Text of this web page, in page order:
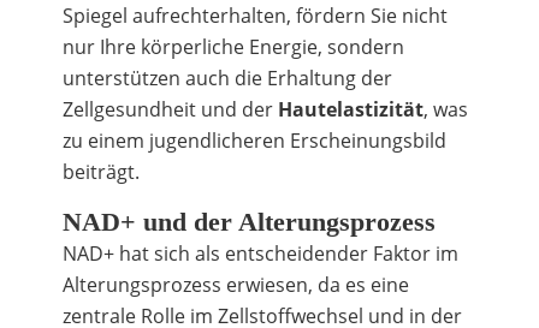
Spiegel aufrechterhalten, fördern Sie nicht
nur Ihre körperliche Energie, sondern
unterstützen auch die Erhaltung der
Zellgesundheit und der Hautelastizität, was
zu einem jugendlicheren Erscheinungsbild
beiträgt.
NAD+ und der Alterungsprozess
NAD+ hat sich als entscheidender Faktor im
Alterungsprozess erwiesen, da es eine
zentrale Rolle im Zellstoffwechsel und in der